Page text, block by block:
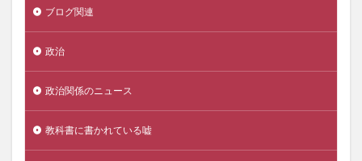
ブログ関連
政治
政治関係のニュース
教科書に書かれている嘘